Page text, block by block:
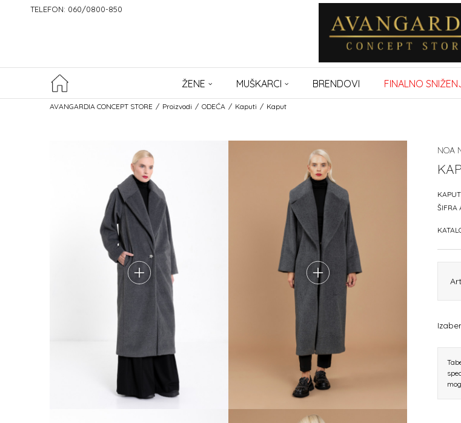
TELEFON: 060/0800-850
ŽENE MUŠKARCI BRENDOVI FINALNO
AVANGARDIA CONCEPT STORE Proizvodi ODEĆA Kaputi Kaput
NOA
ŠIFRA